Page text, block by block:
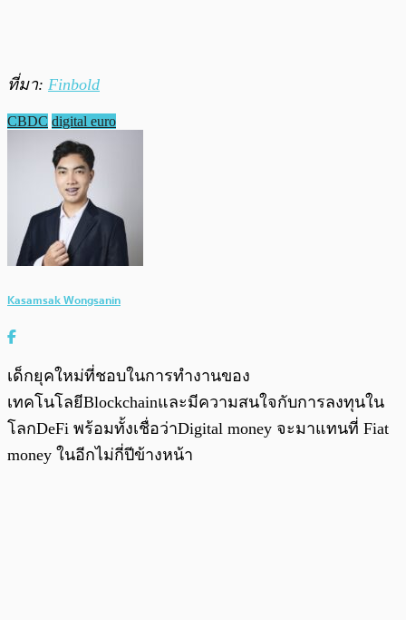
ที่มา: Finbold
CBDC digital euro
Kasamsak Wongsanin
เด็กยุคใหม่ที่ชอบในการทำงานของ
เทคโนโลยีBlockchainและมีความสนใจกับการลงทุนใน
โลกDeFi พร้อมทั้งเชื่อว่าDigital money จะมาแทนที่ Fiat
money ในอีกไม่กี่ปีข้างหน้า